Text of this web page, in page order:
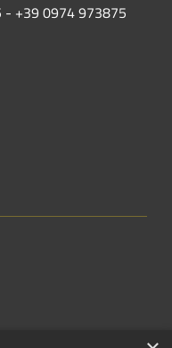
- +39 0974 973875